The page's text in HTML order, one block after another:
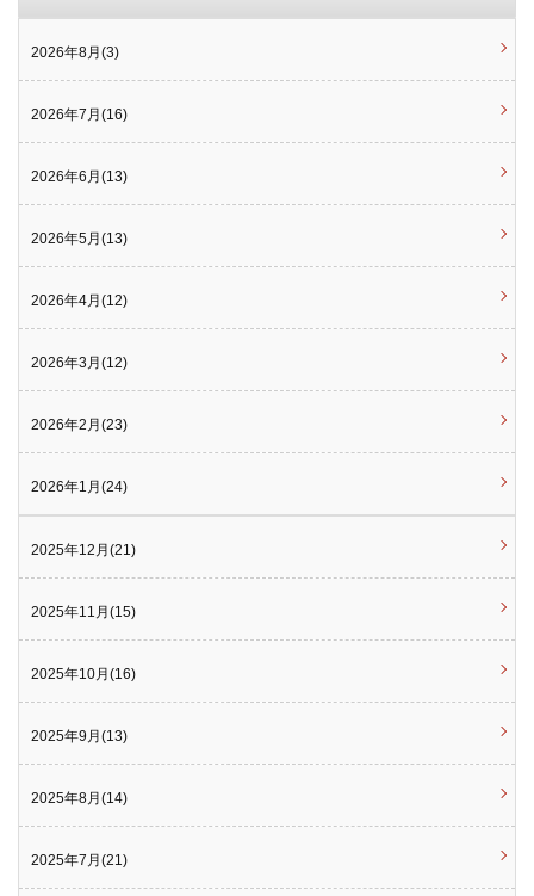
2026年8月(3)
2026年7月(16)
2026年6月(13)
2026年5月(13)
2026年4月(12)
2026年3月(12)
2026年2月(23)
2026年1月(24)
2025年12月(21)
2025年11月(15)
2025年10月(16)
2025年9月(13)
2025年8月(14)
2025年7月(21)